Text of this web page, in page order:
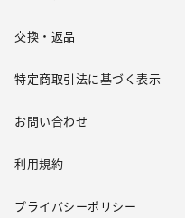
交換・返品
特定商取引法に基づく表示
お問い合わせ
利用規約
プライバシーポリシー